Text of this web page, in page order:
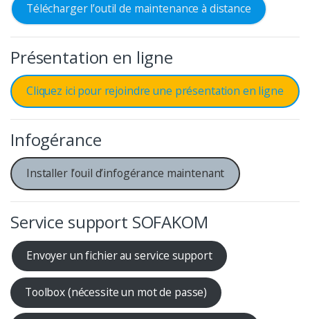
Télécharger l’outil de maintenance à distance
Présentation en ligne
Cliquez ici pour rejoindre une présentation en ligne
Infogérance
Installer l’ouil d’infogérance maintenant
Service support SOFAKOM
Envoyer un fichier au service support
Toolbox (nécessite un mot de passe)